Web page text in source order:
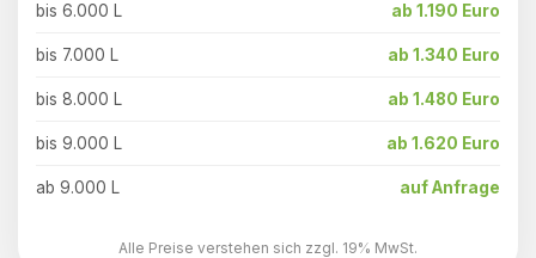
bis 6.000 L ab 1.190 Euro
bis 7.000 L ab 1.340 Euro
bis 8.000 L ab 1.480 Euro
bis 9.000 L ab 1.620 Euro
ab 9.000 L auf Anfrage
Alle Preise verstehen sich zzgl. 19% MwSt.